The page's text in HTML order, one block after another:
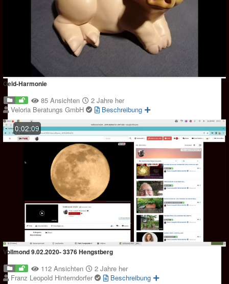
Geld-Harmonie
85 Ansichten
2 Jahre her
Veloria Beratungs GmbH
Beschreibung
0:02:09
Vollmond 9.02.2020- 3376 Hengstberg
112 Ansichten
2 Jahre her
Franz Leopold Hinterndorfer
Beschreibung